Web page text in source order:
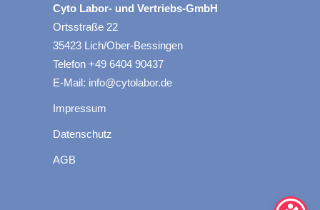
Cyto Labor- und Vertriebs-GmbH
Ortsstraße 22
35423 Lich/Ober-Bessingen
Telefon +49 6404 90437
E-Mail: info@cytolabor.de
Impressum
Datenschutz
AGB